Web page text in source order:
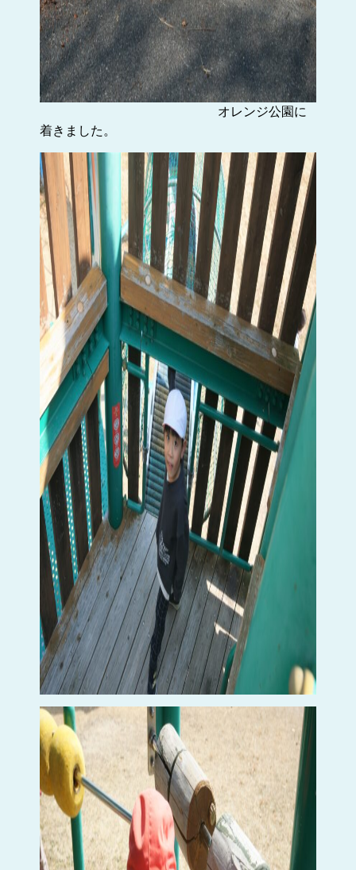
オレンジ公園に
着きました。